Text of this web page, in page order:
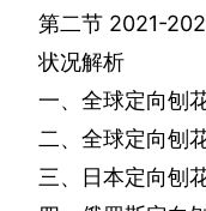
第二节 2021-
状况解析
一、全球定向刨
二、全球定向刨
三、日本定向刨